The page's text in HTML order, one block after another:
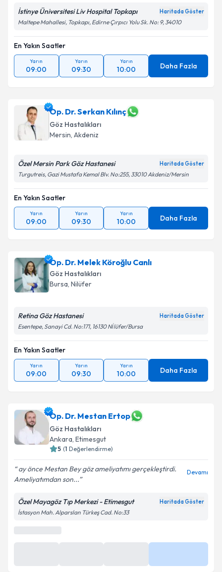
İstinye Üniversitesi Liv Hospital Topkapı Haritada Göster
Maltepe Mahallesi, Topkapı, Edirne Çırpıcı Yolu Sk. No: 9, 34010
En Yakın Saatler
Yarın
09:00
Yarın
09:30
Yarın
10:00 Daha Fazla
Op. Dr. Serkan Kılınç
Göz Hastalıkları
Mersin, Akdeniz
Özel Mersin Park Göz Hastanesi Haritada Göster
Turgutreis, Gazi Mustafa Kemal Blv. No:255, 33010 Akdeniz/Mersin
En Yakın Saatler
Yarın
09:00
Yarın
09:30
Yarın
10:00 Daha Fazla
Op. Dr. Melek Köroğlu Canlı
Göz Hastalıkları
Bursa, Nilüfer
Retina Göz Hastanesi Haritada Göster
Esentepe, Sanayi Cd. No:171, 16130 Ni̇lüfer/Bursa
En Yakın Saatler
Yarın
09:00
Yarın
09:30
Yarın
10:00 Daha Fazla
Op. Dr. Mestan Ertop
Göz Hastalıkları
Ankara, Etimesgut
5 (1 Değerlendirme)
ay önce Mestan Bey göz ameliyatımı gerçekleştirdi.
Ameliyatımdan son...
Devamı
Özel Mayagöz Tıp Merkezi - Etimesgut Haritada Göster
İstasyon Mah. Alparslan Türkeş Cad. No:33